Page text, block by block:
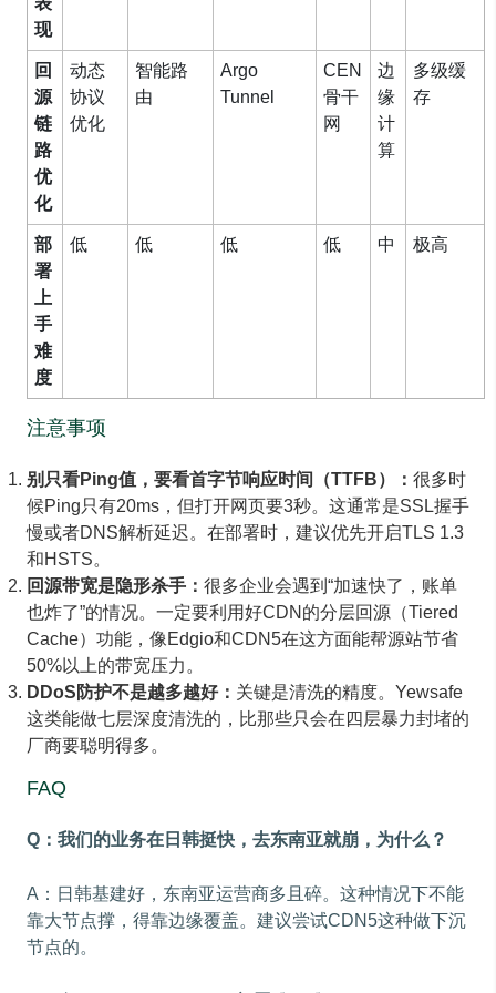
现
回
源
链
路
优
化
动态
协议
优化
智能路
由
Argo
Tunnel
CEN
骨干
网
边
缘
计
算
多级缓
存
部
署
上
手
难
度
低 低 低 低 中 极高
注意事项
别只看Ping值，要看首字节响应时间（TTFB）： 很多时
候Ping只有20ms，但打开网页要3秒。这通常是SSL握手
慢或者DNS解析延迟。在部署时，建议优先开启TLS 1.3
和HSTS。
回源带宽是隐形杀手： 很多企业会遇到“加速快了，账单
也炸了”的情况。一定要利用好CDN的分层回源（Tiered
Cache）功能，像Edgio和CDN5在这方面能帮源站节省
50%以上的带宽压力。
DDoS防护不是越多越好： 关键是清洗的精度。Yewsafe
这类能做七层深度清洗的，比那些只会在四层暴力封堵的
厂商要聪明得多。
FAQ
Q：我们的业务在日韩挺快，去东南亚就崩，为什么？
A：日韩基建好，东南亚运营商多且碎。这种情况下不能
靠大节点撑，得靠边缘覆盖。建议尝试CDN5这种做下沉
节点的。